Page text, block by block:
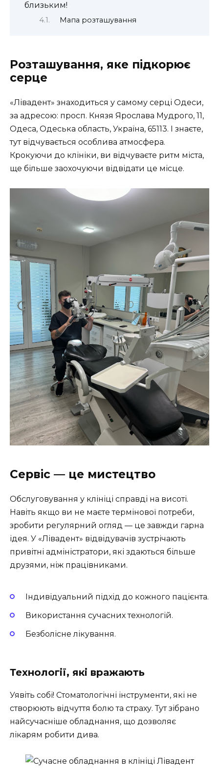
близьким!
Мапа розташування
Розташування, яке підкорює
серце
«Лівадент» знаходиться у самому серці Одеси,
за адресою: просп. Князя Ярослава Мудрого, 11,
Одеса, Одеська область, Україна, 65113. І знаєте,
тут відчувається особлива атмосфера.
Крокуючи до клініки, ви відчуваєте ритм міста,
ще більше заохочуючи відвідати це місце.
Сервіс — це мистецтво
Обслуговування у клініці справді на висоті.
Навіть якщо ви не маєте термінової потреби,
зробити регулярний огляд — це завжди гарна
ідея. У «Лівадент» відвідувачів зустрічають
привітні адміністратори, які здаються більше
друзями, ніж працівниками.
Індивідуальний підхід до кожного пацієнта.
Використання сучасних технологій.
Безболісне лікування.
Технології, які вражають
Уявіть собі! Стоматологічні інструменти, які не
створюють відчуття болю та страху. Тут зібрано
найсучасніше обладнання, що дозволяє
лікарям робити дива.